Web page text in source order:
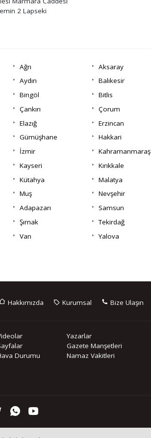
2 Lapseki
Ağrı Aksaray
Aydın Balıkesir
Bingöl Bitlis
Çankırı Çorum
Elazığ Erzincan
Gümüşhane Hakkari
İzmir Kahramanmaraş
Kayseri Kırıkkale
Kütahya Malatya
Muş Nevşehir
Adapazarı Samsun
Şırnak Tekirdağ
Van Yalova
Hakkımızda Kurumsal Bize Ulaşın
Yazarlar
Gazete Manşetleri
Durumu Namaz Vakitleri